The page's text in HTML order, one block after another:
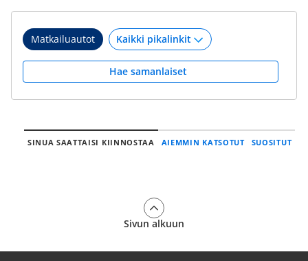
Matkailuautot
Hae samanlaiset
SINUA SAATTAISI KIINNOSTAA AIEMMIN KATSOTUT SUOSITUT
Sivun alkuun